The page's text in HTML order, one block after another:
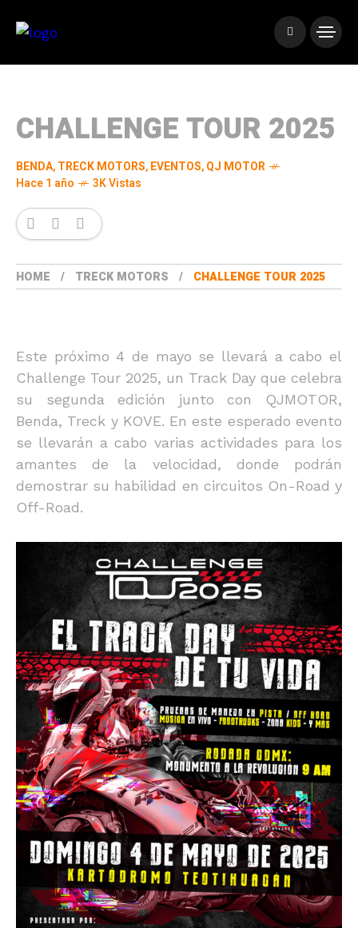
CHALLENGE TOUR 2025
BENDA,TRECK MOTORS,EVENTOS,QJ MOTOR
Hace 1 año
3K Vistas
HOME TRECK MOTORS CHALLENGE TOUR 2025
Este próximo 4 de mayo se llevará a cabo el
Challenge Tour 2025, un Track Day que celebra
su segunda edición junto con QJMOTOR,
Benda, Treck y KOVE. En este esperado evento
se llevarán a cabo varias actividades para los
amantes de la velocidad, donde podrán
demostrar su habilidad en circuitos On-Road y
Off-Road.